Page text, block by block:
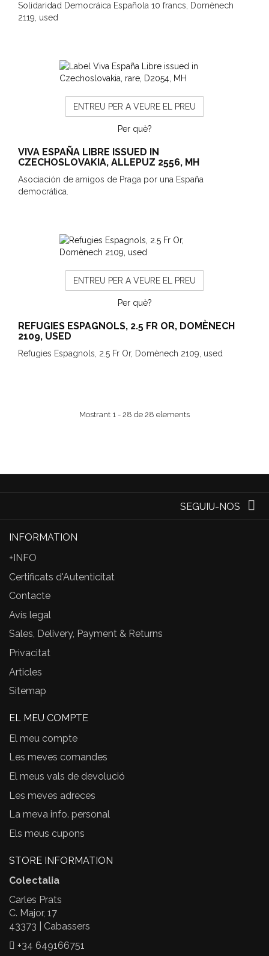
Solidaridad Democráica Española 10 francs, Domènech
2119, used
ENTREU PER A VEURE EL PREU
Per què?
VIVA ESPAÑA LIBRE ISSUED IN
CZECHOSLOVAKIA, ALLEPUZ 2556, MH
Asociación de amigos de Praga por una España
democrática.
ENTREU PER A VEURE EL PREU
Per què?
REFUGIES ESPAGNOLS, 2.5 FR OR, DOMÈNECH
2109, USED
Refugies Espagnols, 2.5 Fr Or, Domènech 2109, used
Mostrant 1 - 28 de 28 elements
SEGUIU-NOS
INFORMATION
+INFO
Certificats d'Autenticitat
Contacte
Avís legal
Sales, Delivery, Payment & Returns
Privacitat
Articles
Sitemap
EL MEU COMPTE
El meu compte
Les meves comandes
El meus vals de devolució
Les meves adreces
La meva info. personal
Els meus cupons
STORE INFORMATION
Colectalia
Carles Prats
C. Major, 17
43373 | Cabassers
+34 649166751